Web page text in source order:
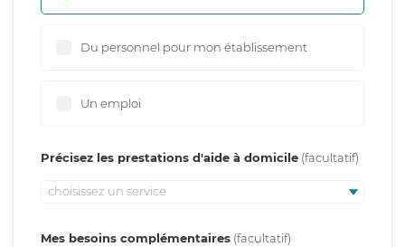
Du personnel pour mon établissement
Un emploi
Précisez les prestations d'aide à domicile
choisissez un service
Mes besoins complémentaires